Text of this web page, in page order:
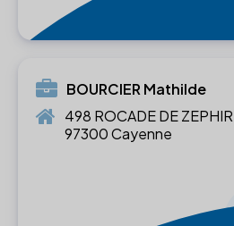
BOURCIER Mathilde
498 ROCADE DE ZEPHIR
97300 Cayenne